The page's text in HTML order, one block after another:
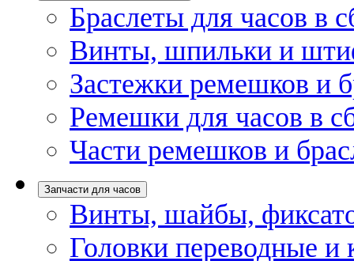
Браслеты для часов в
Винты, шпильки и
Застежки ремешков и
Ремешки для часов в
Части ремешков и
Запчасти для часов
Винты, шайбы,
Головки переводные и